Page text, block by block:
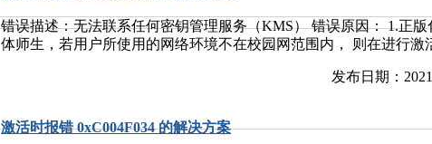
了。
错误描述：无法联系任何密钥管理服务（KMS） 错误原因： 1.正
体师生，若用户所使用的网络环境不在校园网范围内， 则在进行激
地网络属于校园网但激活时仍出现此错误，请联系网络与计算中心
高峰期结束再进行激活。 3.时区错误也很容易造成激活失败。 解决
右下角时间，选择“日期和时间设置. 2、关闭自动设置时间和自动
发布日期：
激活时报错 0xC004F034 的解决方案